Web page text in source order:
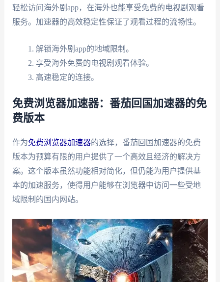
轻松访问海外剧app，在海外也能享受免费的电视剧观看
服务。加速器的高效稳定性保证了观看过程的流畅性。
解锁海外剧app的地域限制。
享受海外免费的电视剧观看体验。
高速稳定的连接。
免费浏览器加速器：番茄回国加速器的免
费版本
作为免费浏览器加速器的选择，番茄回国加速器的免费
版本为预算有限的用户提供了一个高效且经济的解决方
案。这个版本虽然功能相对简化，但仍能为用户提供基
本的加速服务，使得用户能够在浏览器中访问一些受地
域限制的国内网站。